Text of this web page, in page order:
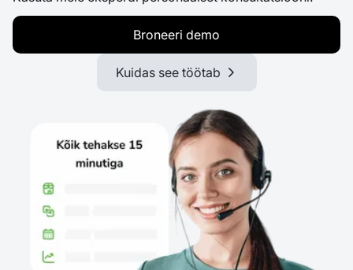
Broneeri demo
Kuidas see töötab